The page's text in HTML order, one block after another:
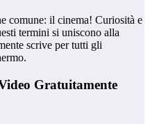
comune: il cinema! Curiosità e
termini si uniscono alla
scrive per tutti gli
Gratuitamente